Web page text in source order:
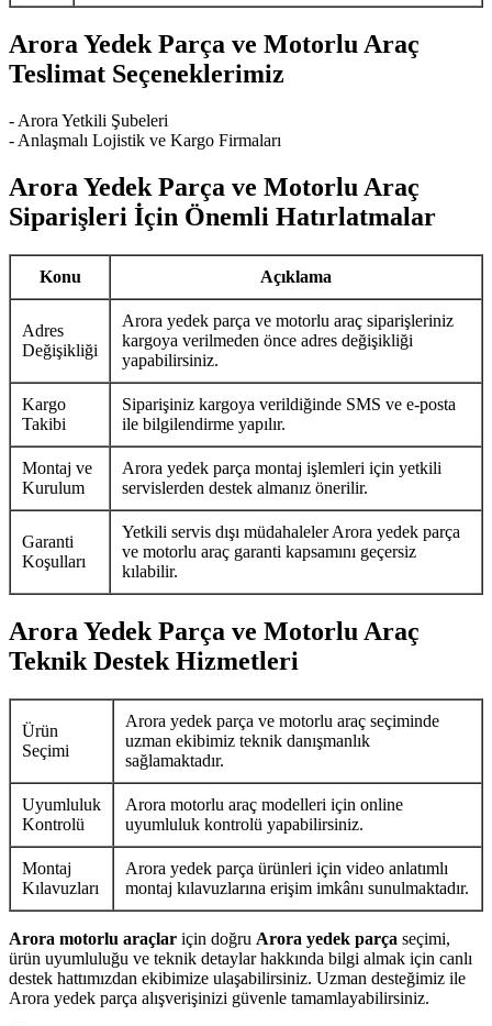
Arora Yedek Parça ve Motorlu Araç
Teslimat Seçeneklerimiz
- Arora Yetkili Şubeleri
- Anlaşmalı Lojistik ve Kargo Firmaları
Arora Yedek Parça ve Motorlu Araç
Siparişleri İçin Önemli Hatırlatmalar
Konu Açıklama
Adres
Değişikliği
Arora yedek parça ve motorlu araç siparişleriniz
kargoya verilmeden önce adres değişikliği
yapabilirsiniz.
Kargo
Takibi
Siparişiniz kargoya verildiğinde SMS ve e-posta
ile bilgilendirme yapılır.
Montaj ve
Kurulum
Arora yedek parça montaj işlemleri için yetkili
servislerden destek almanız önerilir.
Garanti
Koşulları
Yetkili servis dışı müdahaleler Arora yedek parça
ve motorlu araç garanti kapsamını geçersiz
kılabilir.
Arora Yedek Parça ve Motorlu Araç
Teknik Destek Hizmetleri
Ürün
Seçimi
Arora yedek parça ve motorlu araç seçiminde
uzman ekibimiz teknik danışmanlık
sağlamaktadır.
Uyumluluk
Kontrolü
Arora motorlu araç modelleri için online
uyumluluk kontrolü yapabilirsiniz.
Montaj
Kılavuzları
Arora yedek parça ürünleri için video anlatımlı
montaj kılavuzlarına erişim imkânı sunulmaktadır.
Arora motorlu araçlar için doğru Arora yedek parça seçimi,
ürün uyumluluğu ve teknik detaylar hakkında bilgi almak için canlı
destek hattımızdan ekibimize ulaşabilirsiniz. Uzman desteğimiz ile
Arora yedek parça alışverişinizi güvenle tamamlayabilirsiniz.